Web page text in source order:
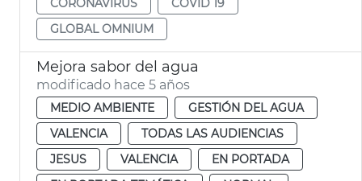
GLOBAL OMNIUM
Mejora sabor del agua
modificado hace 5 años
MEDIO AMBIENTE
GESTIÓN DEL AGUA
VALENCIA
TODAS LAS AUDIENCIAS
JESUS
VALENCIA
EN PORTADA